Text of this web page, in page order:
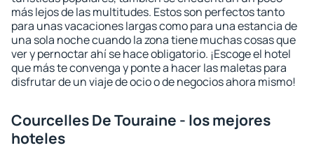
más lejos de las multitudes. Estos son perfectos tanto
para unas vacaciones largas como para una estancia de
una sola noche cuando la zona tiene muchas cosas que
ver y pernoctar ahí se hace obligatorio. ¡Escoge el hotel
que más te convenga y ponte a hacer las maletas para
disfrutar de un viaje de ocio o de negocios ahora mismo!
Courcelles De Touraine - los mejores
hoteles